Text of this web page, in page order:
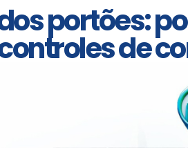
portões:
de